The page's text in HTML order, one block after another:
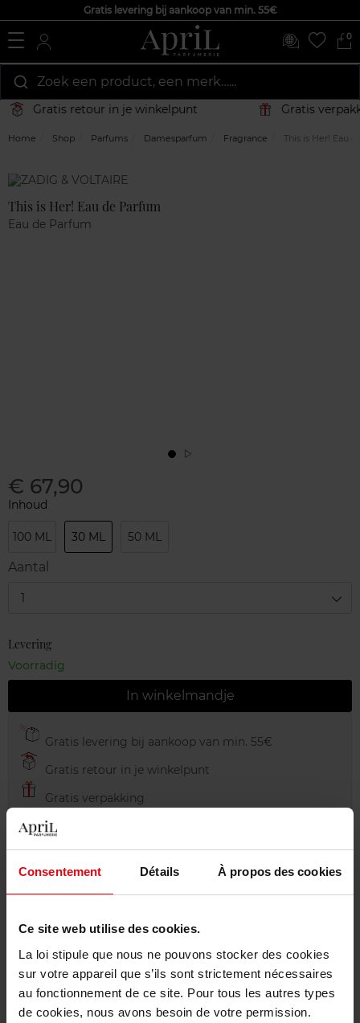
Consentement Détails À propos des cookies
Ce site web utilise des cookies.
La loi stipule que nous ne pouvons stocker des cookies
sur votre appareil que s’ils sont strictement nécessaires
au fonctionnement de ce site. Pour tous les autres types
de cookies, nous avons besoin de votre permission.
Gratis levering bij aankoop van min. 55€
0
Zoek een product, een merk…...
Gratis retour in je winkelpunt Gratis
Home Shop Parfums Damesparfum Fragrance This is Her! Eau
Marque
This is Her! Eau de Parfum
Eau de Parfum
€ 67,90
Inhoud
100 ML 30 ML 50 ML
Aantal
1
Levering
Voorradig
In winkelmandje
Gratis levering bij aankoop van min. 55€
Gratis retour in je winkelpunt
Gratis verpakking
Beschrijving
Karakteristieken
Review Beleid inzake klantbeoordelingen